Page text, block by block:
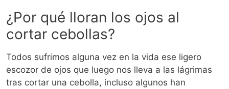
¿Por qué lloran los ojos al
cortar cebollas?
Todos sufrimos alguna vez en la vida ese ligero
escozor de ojos que luego nos lleva a las lágrimas
tras cortar una cebolla, incluso algunos han